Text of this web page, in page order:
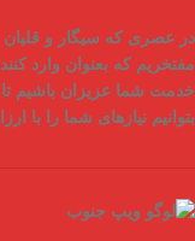
در عصری که سیگار و قلیان
مفتخریم که بعنوان وارد
خدمت شما عزیزان باشیم تا
بتوانیم نیازهای شما را با